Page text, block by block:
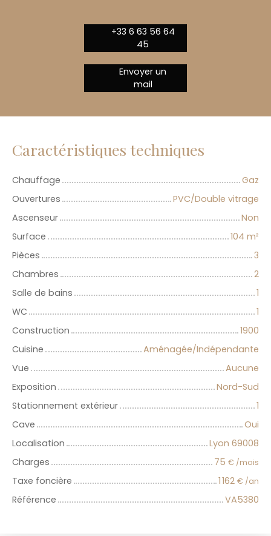
+33 6 63 56 64
45
Envoyer un
mail
Caractéristiques techniques
Chauffage
Gaz
Ouvertures
PVC/Double vitrage
Ascenseur
Non
Surface
104 m²
Pièces
3
Chambres
2
Salle de bains
1
WC
1
Construction
1900
Cuisine
Aménagée/Indépendante
Vue
Aucune
Exposition
Nord-Sud
Stationnement extérieur
1
Cave
Oui
Localisation
Lyon 69008
Charges
75 € /mois
Taxe foncière 1 162 € /an
Référence VA5380